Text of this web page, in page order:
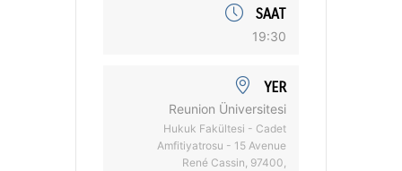
SAAT
19:30
YER
Reunion Üniversitesi
Hukuk Fakültesi - Cadet
Amfitiyatrosu - 15 Avenue
René Cassin, 97400,